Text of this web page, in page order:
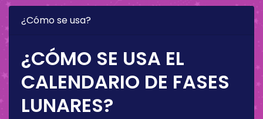
¿Cómo se usa?
¿CÓMO SE USA EL
CALENDARIO DE FASES
LUNARES?